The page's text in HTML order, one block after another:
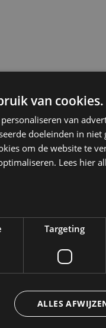
van cookies.
van
doeleinden in niet
om de website te
Lees hier
Targeting
ALLES